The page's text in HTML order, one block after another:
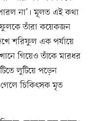
না’। মূলত এই কথা
তাঁরা কয়েকজন
শরিফুল এক পর্যায়ে
গিয়েও তাঁকে মারধর
লুটিয়ে পড়েন
গেলে চিকিৎসক মৃত